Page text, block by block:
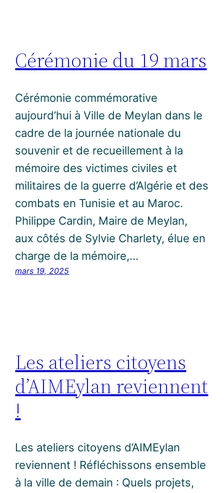
Cérémonie du 19 mars
Cérémonie commémorative
aujourd’hui à Ville de Meylan dans le
cadre de la journée nationale du
souvenir et de recueillement à la
mémoire des victimes civiles et
militaires de la guerre d’Algérie et des
combats en Tunisie et au Maroc.
Philippe Cardin, Maire de Meylan,
aux côtés de Sylvie Charlety, élue en
charge de la mémoire,…
mars 19, 2025
Les ateliers citoyens
d’AIMEylan reviennent
!
Les ateliers citoyens d’AIMEylan
reviennent ! Réfléchissons ensemble
à la ville de demain : Quels projets,